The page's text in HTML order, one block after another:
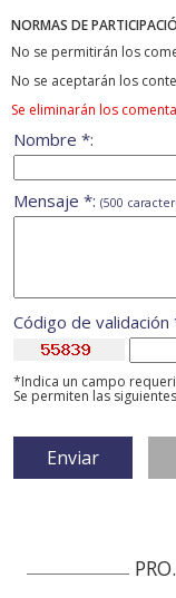
NORMAS DE
No se permitirán los
No se aceptarán los
Se eliminarán los
Nombre *:
Mensaje *: (500
Código de validación
*Indica un campo
Se permiten las